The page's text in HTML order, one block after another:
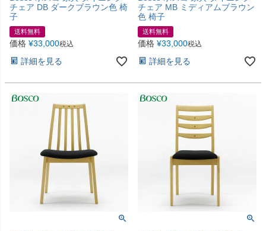
チェア DB ダークブラウン色 椅
子
送料無料
価格 ¥33,000税込
詳細を見る
チェア MB ミディアムブラウン
色 椅子
送料無料
価格 ¥33,000税込
詳細を見る